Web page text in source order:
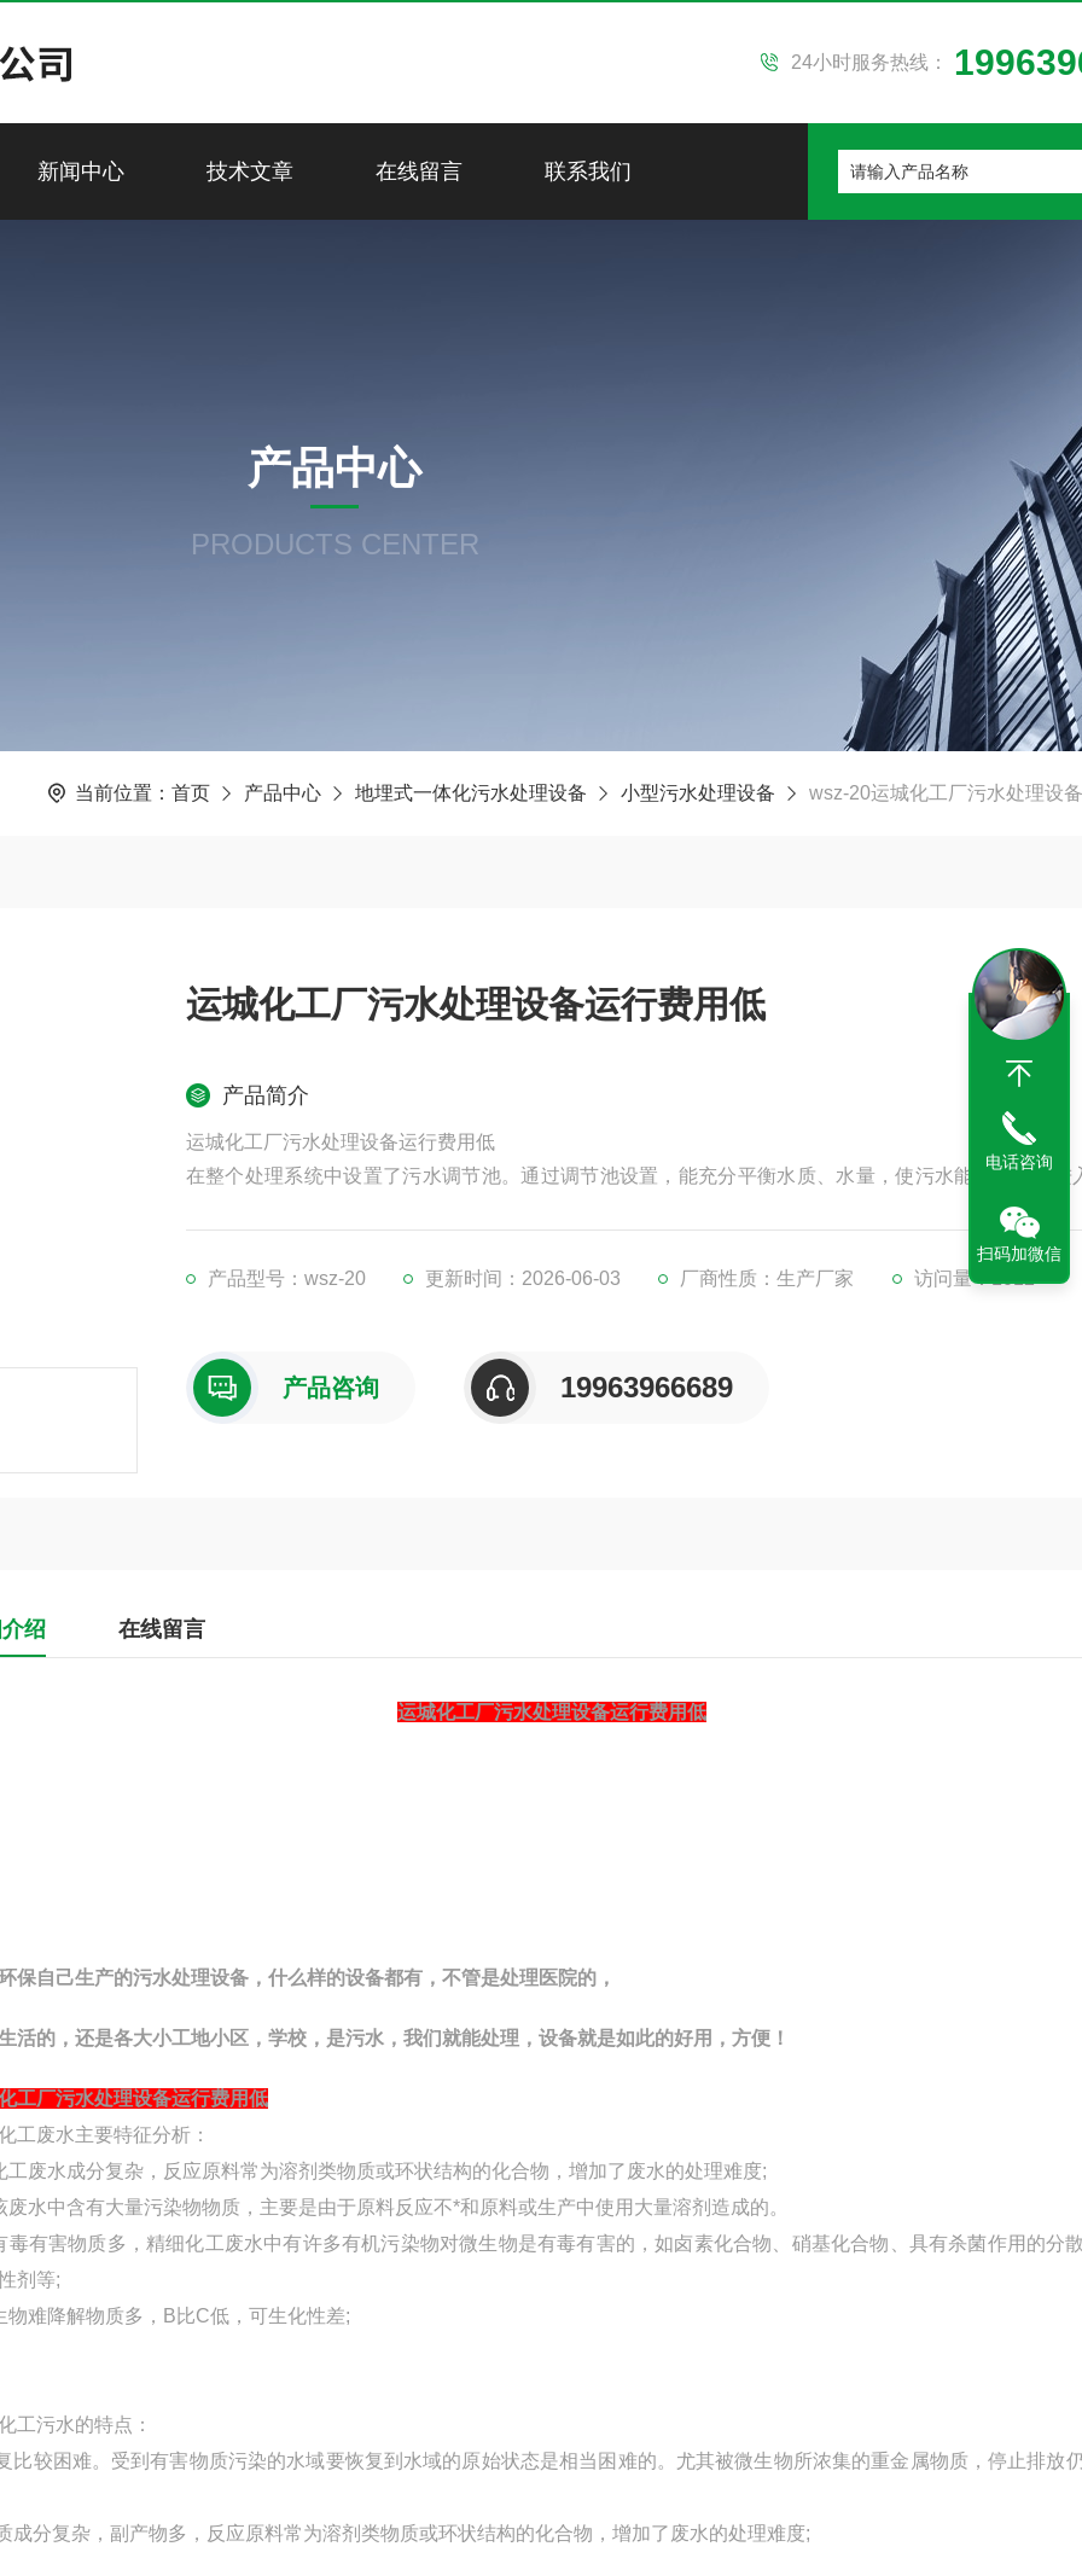
24小时服务热线：
新闻中心 技术文章 在线留言 联系我们
产品中心
PRODUCTS CENTER
当前位置： 首页 产品中心 地埋式一体化污水处理设备 小型污水处理设备 wsz-20运城化工厂污水处理设
运城化工厂污水处理设备运行费用低
产品简介
运城化工厂污水处理设备运行费用低
在整个处理系统中设置了污水调节池。通过调节池设置，能充分平衡水质、水量，使污水能比较均匀进
处理单元，提高整个系统的抗冲击性能减少处理单元的设计规模。有利于降低运行成本和水质波动带
响。在调节池内设置空气搅拌装置,防止发生沉淀现象,同时可以起到水质均衡的作用。设置液位自动控制
水泵将根据液位自动开启。
产品型号：wsz-20 更新时间：2026-06-03 厂商性质：生产厂家 访问量：1012
产品咨询 19963966689
绍 在线留言
运城化工厂污水处理设备运行费用低
保自己生产的污水处理设备，什么样的设备都有，不管是处理医院的，
活的，还是各大小工地小区，学校，是污水，我们就能处理，设备就是如此的好用，方便！
工厂污水处理设备运行费用低
工废水主要特征分析：
工废水成分复杂，反应原料常为溶剂类物质或环状结构的化合物，增加了废水的处理难度;
废水中含有大量污染物物质，主要是由于原料反应不*和原料或生产中使用大量溶剂造成的。
毒有害物质多，精细化工废水中有许多有机污染物对微生物是有毒有害的，如卤素化合物、硝基化合物、具有杀菌作用的分
剂等;
物难降解物质多，B比C低，可生化性差;
工污水的特点：
比较困难。受到有害物质污染的水域要恢复到水域的原始状态是相当困难的。尤其被微生物所浓集的重金属物质，停止排放
成分复杂，副产物多，反应原料常为溶剂类物质或环状结构的化合物，增加了废水的处理难度;
电话咨询
扫码加微信